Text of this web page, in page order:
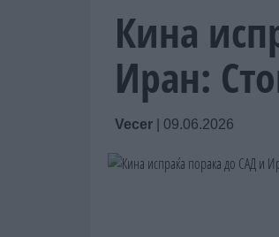
Кина
Иран:
Vecer 09.06.2026